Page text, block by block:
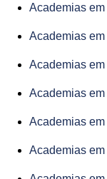
Academias
Academias
Academias
Academias
Academias
Academias